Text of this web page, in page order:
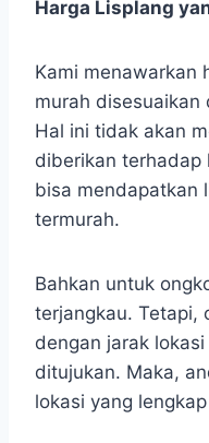
Harga Lisplang
Kami menawarkan
murah
Hal ini tidak akan
diberikan terhadap
bisa mendapatkan
termurah.
Bahkan untuk
terjangkau. Tetapi,
dengan jarak
ditujukan. Maka,
lokasi yang